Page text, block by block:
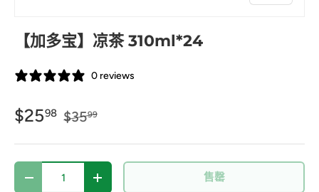
【加多宝】凉茶 310ml*24
0 reviews
$2598 $3599
数量
- + 售罄